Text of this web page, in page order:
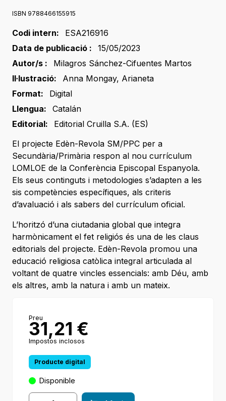
ISBN 9788466155915
Codi intern:
ESA216916
Data de publicació :
15/05/2023
Autor/s :
Milagros Sánchez-Cifuentes Martos
Il·lustració:
Anna Mongay, Arianeta
Format:
Digital
Llengua:
Catalán
Editorial:
Editorial Cruilla S.A. (ES)
El projecte Edèn-Revola SM/PPC per a
Secundària/Primària respon al nou currículum
LOMLOE de la Conferència Episcopal Espanyola.
Els seus continguts i metodologies s’adapten a les
sis competències específiques, als criteris
d’avaluació i als sabers del currículum oficial.
L’horitzó d’una ciutadania global que integra
harmònicament el fet religiós és una de les claus
editorials del projecte. Edèn-Revola promou una
educació religiosa catòlica integral articulada al
voltant de quatre vincles essencials: amb Déu, amb
els altres, amb la natura i amb un mateix.
Preu
31,21 €
Impostos inclosos
Producte digital
Disponible